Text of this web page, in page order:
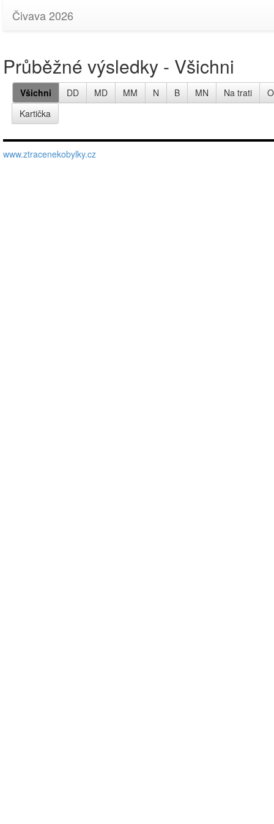
Čivava 2026
Průběžné výsledky - Všichni
Všichni DD MD MM N B MN Na trati
Kartička
www.ztracenekobylky.cz